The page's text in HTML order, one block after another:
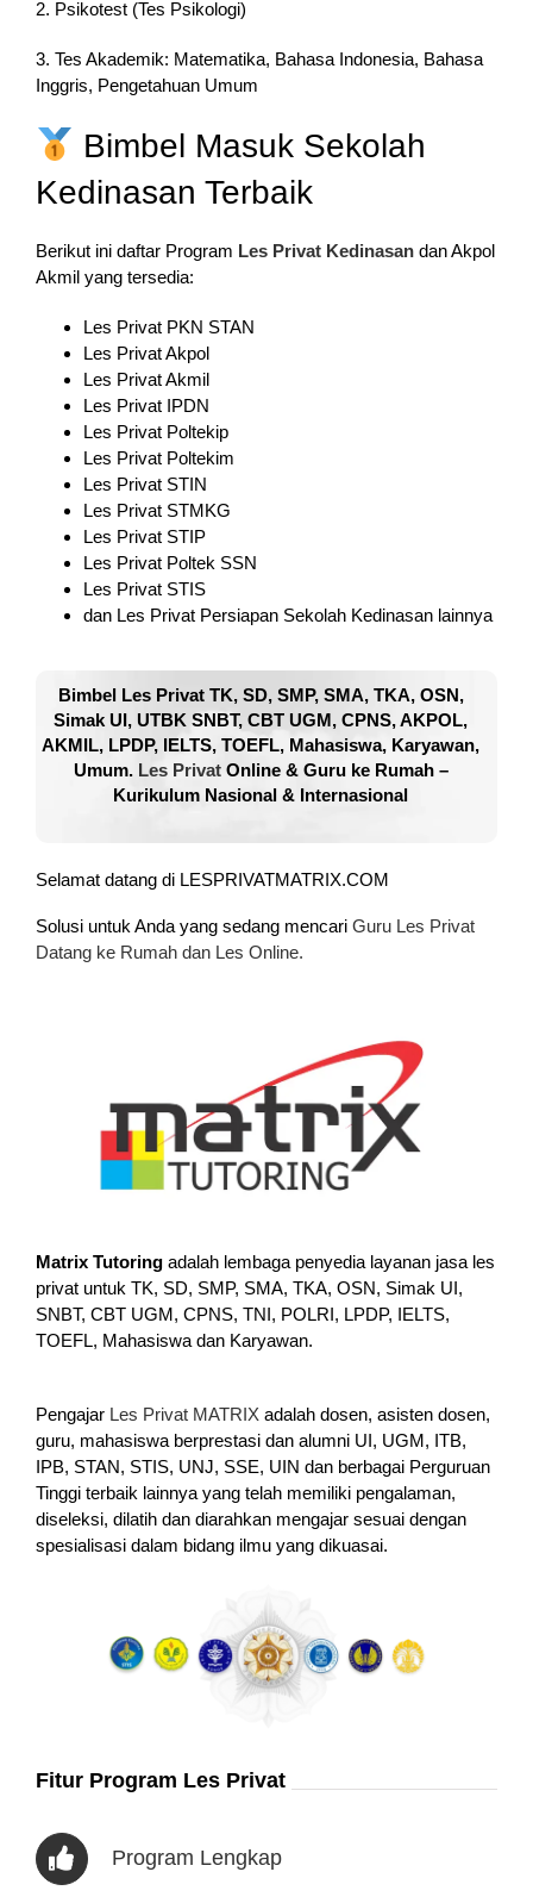
2. Psikotest (Tes Psikologi)
3. Tes Akademik: Matematika, Bahasa Indonesia, Bahasa
Inggris, Pengetahuan Umum
Bimbel Masuk Sekolah
Kedinasan Terbaik
Berikut ini daftar Program Les Privat Kedinasandan Akpol
Akmil yang tersedia:
Les Privat PKN STAN
Les Privat Akpol
Les Privat Akmil
Les Privat IPDN
Les Privat Poltekip
Les Privat Poltekim
Les Privat STIN
Les Privat STMKG
Les Privat STIP
Les Privat Poltek SSN
Les Privat STIS
dan Les Privat Persiapan Sekolah Kedinasan lainnya
Bimbel Les Privat TK, SD, SMP, SMA, TKA, OSN,
Simak UI, UTBK SNBT, CBT UGM, CPNS, AKPOL,
AKMIL, LPDP, IELTS, TOEFL, Mahasiswa, Karyawan,
Umum. Les PrivatOnline & Guru ke Rumah –
Kurikulum Nasional & Internasional
Selamat datang di LESPRIVATMATRIX.COM
Solusi untuk Anda yang sedang mencari Guru Les Privat
Datang ke Rumah dan Les Online.
Matrix Tutoring adalah lembaga penyedia layanan jasa les
privat untuk TK, SD, SMP, SMA, TKA, OSN, Simak UI,
SNBT, CBT UGM, CPNS, TNI, POLRI, LPDP, IELTS,
TOEFL, Mahasiswa dan Karyawan.
Pengajar Les Privat MATRIX adalah dosen, asisten dosen,
guru, mahasiswa berprestasi dan alumni UI, UGM, ITB,
IPB, STAN, STIS, UNJ, SSE, UIN dan berbagai Perguruan
Tinggi terbaik lainnya yang telah memiliki pengalaman,
diseleksi, dilatih dan diarahkan mengajar sesuai dengan
spesialisasi dalam bidang ilmu yang dikuasai.
Fitur Program Les Privat
Program Lengkap